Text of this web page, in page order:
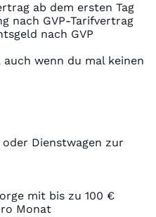
ab dem ersten Tag
nach GVP-Tarifvertrag
nach GVP
wenn du mal keinen
Dienstwagen zur
mit bis zu 100 €
Monat